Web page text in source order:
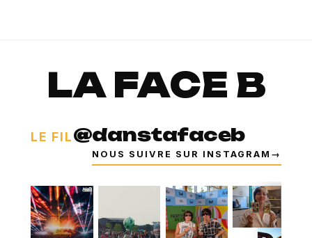
LA FACE B
LE FIL@danstafaceb
NOUS SUIVRE SUR INSTAGRAM →